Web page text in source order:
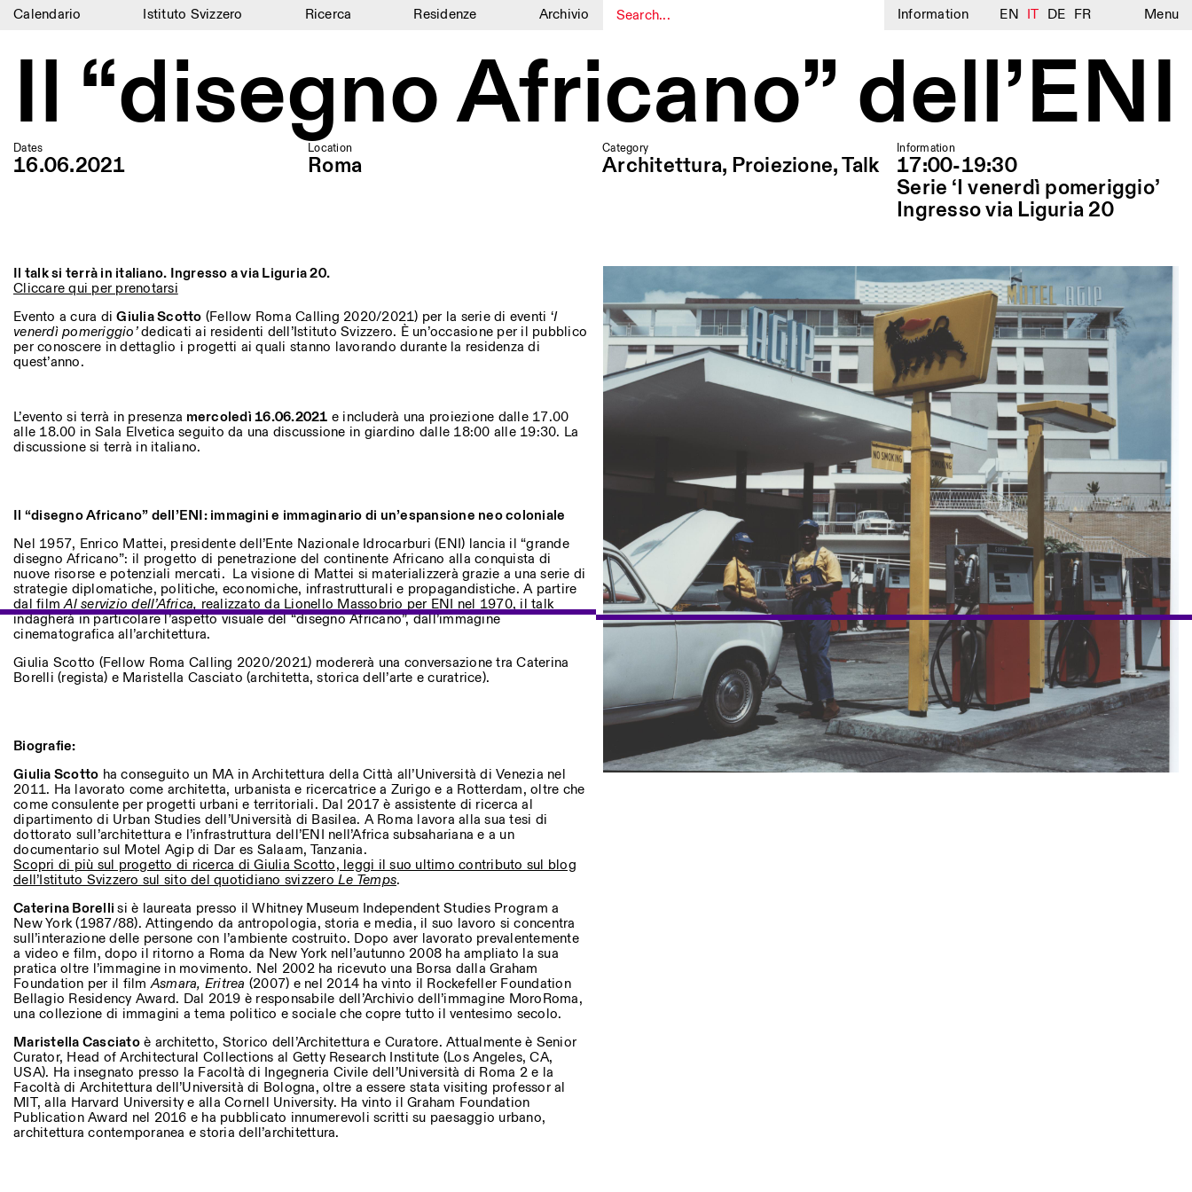
Calendario Istituto Svizzero Ricerca Residenze Archivio Information EN IT DE FR Menu
Calendario
Istituto Svizzero
Ricerca
Residenze
Organizzazione
Biblioteca
Jobs
NEWSLETTER
Facebook Instagram Linkedin Vimeo Privacy Policy
Il “disegno Africano” dell’ENI
Dates
16.06.2021
Location
Roma
Category
Architettura, Proiezione, Talk
Information
17:00-19:30
Serie ‘I venerdì pomeriggio’
Ingresso via Liguria 20
Il talk si terrà in italiano. Ingresso a via Liguria 20.
Cliccare qui per prenotarsi
Evento a cura diGiulia Scotto (Fellow Roma Calling 2020/2021) per la serie di eventi ‘I
venerdì pomeriggio’dedicati ai residenti dell’Istituto Svizzero. È un’occasione per il pubblico
per conoscere in dettaglio i progetti ai quali stanno lavorando durante la residenza di
quest’anno.
L’evento si terrà in presenza mercoledì 16.06.2021 e includerà una proiezione dalle 17.00
alle 18.00 in Sala Elvetica seguito da una discussione in giardino dalle 18:00 alle 19:30. La
discussione si terrà in italiano.
Il “disegno Africano” dell’ENI: immagini e immaginario di un’espansione neo coloniale
Nel 1957, Enrico Mattei, presidente dell’Ente Nazionale Idrocarburi (ENI) lancia il “grande
disegno Africano”: il progetto di penetrazione del continente Africano alla conquista di
nuove risorse e potenziali mercati. La visione di Mattei si materializzerà grazie a una serie di
strategie diplomatiche, politiche, economiche, infrastrutturali e propagandistiche. A partire
dal filmAl servizio dell’Africa, realizzato da Lionello Massobrio per ENI nel 1970, il talk
indagherà in particolare l’aspetto visuale del “disegno Africano”, dall’immagine
cinematografica all’architettura.
Giulia Scotto (Fellow Roma Calling 2020/2021) modererà una conversazione tra Caterina
Borelli (regista) e Maristella Casciato (architetta, storica dell’arte e curatrice).
Biografie:
Giulia Scotto ha conseguito un MA in Architettura della Città all’Università di Venezia nel
2011. Ha lavorato come architetta, urbanista e ricercatrice a Zurigo e a Rotterdam, oltre che
come consulente per progetti urbani e territoriali. Dal 2017 è assistente di ricerca al
dipartimento di Urban Studies dell’Università di Basilea. A Roma lavora alla sua tesi di
dottorato sull’architettura e l’infrastruttura dell’ENI nell’Africa subsahariana e a un
documentario sul Motel Agip di Dar es Salaam, Tanzania.
Scopri di più sul progetto di ricerca di Giulia Scotto, leggi il suo ultimo contributo sul blog
dell’Istituto Svizzero sul sito del quotidiano svizzero Le Temps.
Caterina Borellisi è laureata presso il Whitney Museum Independent Studies Program a
New York (1987/88). Attingendo da antropologia, storia e media, il suo lavoro si concentra
sull’interazione delle persone con l’ambiente costruito. Dopo aver lavorato prevalentemente
a video e film, dopo il ritorno a Roma da New York nell’autunno 2008 ha ampliato la sua
pratica oltre l’immagine in movimento. Nel 2002 ha ricevuto una Borsa dalla Graham
Foundation per il filmAsmara, Eritrea (2007) e nel 2014 ha vinto il Rockefeller Foundation
Bellagio Residency Award. Dal 2019 è responsabile dell’Archivio dell’immagine MoroRoma,
una collezione di immagini a tema politico e sociale che copre tutto il ventesimo secolo.
Maristella Casciatoè architetto, Storico dell’Architettura e Curatore. Attualmente è Senior
Curator, Head of Architectural Collections al Getty Research Institute (Los Angeles, CA,
USA). Ha insegnato presso la Facoltà di Ingegneria Civile dell’Università di Roma 2 e la
Facoltà di Architettura dell’Università di Bologna, oltre a essere stata visiting professor al
MIT, alla Harvard University e alla Cornell University. Ha vinto il Graham Foundation
Publication Award nel 2016 e ha pubblicato innumerevoli scritti su paesaggio urbano,
architettura contemporanea e storia dell’architettura.